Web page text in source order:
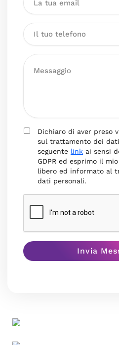
Dichiaro di aver preso
sul trattamento dei
seguente link ai sensi
GDPR ed esprimo il
libero ed informato al
dati personali.